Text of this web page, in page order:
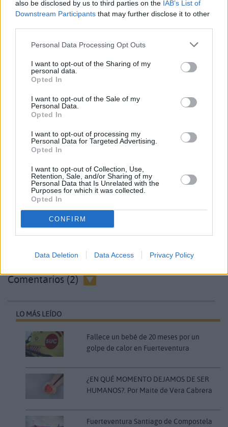
also be disclosed by us to third parties on the IAB’s List of
Downstream Participants that may further disclose it to other
Personal Data Processing Opt Outs
I want to opt-out of the Sharing of my
personal data.
Opted In
I want to opt-out of the Sale of my
Personal Data.
Opted In
I want to opt-out of processing my
Personal Data for Targeted Advertising.
Opted In
I want to opt-out of Collection, Use,
Retention, Sale, and/or Sharing of my
Personal Data that Is Unrelated with the
Purposes for which it was collected.
Opted In
CONFIRM
Data Deletion Data Access Privacy Policy
avance del Plan Especial de La Geria, con el
más en La Geria. Lo que hay, está y nada más. Hay
que darle cobertura a lo que hay. La ley te dice
que, cuando se planifica, hay que regular lo
existente. Hay tres fases: una zona restringida
donde solo se puede cosechar en hoyo; y después
están los núcleos”, detalló el consejero sobre la
futura normativa.
Además, el responsable insular mostró su
satisfacción por los avances del futuro Plan Insular
de Lanzarote y mantiene el compromiso de
aprobar su avance antes de finalizar el mandato en
Comentarios (2)
LO MÁS LEÍDO
Fallece un bebé de 20 meses por un
golpe de calor en Fuerteventura
¿EN QUÉ MOMENTO DEJAMOS DE SER
HUMANOS?. Por Maite de Vera Cabrera
Fuerteventura Santiago de Compostela